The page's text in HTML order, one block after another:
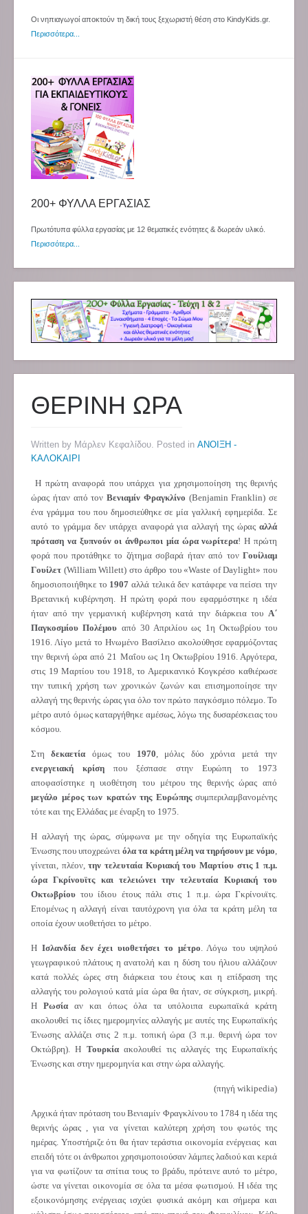
Οι νηπιαγωγοί αποκτούν τη δική τους ξεχωριστή θέση στο KindyKids.gr.
Περισσότερα...
200+ ΦΥΛΛΑ ΕΡΓΑΣΙΑΣ
Πρωτότυπα φύλλα εργασίας με 12 θεματικές ενότητες & δωρεάν υλικό.
Περισσότερα...
ΘΕΡΙΝΗ ΩΡΑ
Written by Μάρλεν Κεφαλίδου. Posted in ΑΝΟΙΞΗ -
ΚΑΛΟΚΑΙΡΙ
Η πρώτη αναφορά που υπάρχει για χρησιμοποίηση της θερινής
ώρας ήταν από τον Βενιαμίν Φραγκλίνο (Benjamin Franklin) σε
ένα γράμμα του που δημοσιεύθηκε σε μία γαλλική εφημερίδα. Σε
αυτό το γράμμα δεν υπάρχει αναφορά για αλλαγή της ώρας αλλά
πρόταση να ξυπνούν οι άνθρωποι μία ώρα νωρίτερα! Η πρώτη
φορά που προτάθηκε το ζήτημα σοβαρά ήταν από τον Γουίλιαμ
Γουίλετ (William Willett) στο άρθρο του «Waste of Daylight» που
δημοσιοποιήθηκε το 1907 αλλά τελικά δεν κατάφερε να πείσει την
Βρετανική κυβέρνηση. Η πρώτη φορά που εφαρμόστηκε η ιδέα
ήταν από την γερμανική κυβέρνηση κατά την διάρκεια του Α΄
Παγκοσμίου Πολέμου από 30 Απριλίου ως 1η Οκτωβρίου του
1916. Λίγο μετά το Ηνωμένο Βασίλειο ακολούθησε εφαρμόζοντας
την θερινή ώρα από 21 Μαΐου ως 1η Οκτωβρίου 1916. Αργότερα,
στις 19 Μαρτίου του 1918, το Αμερικανικό Κογκρέσο καθιέρωσε
την τυπική χρήση των χρονικών ζωνών και επισημοποίησε την
αλλαγή της θερινής ώρας για όλο τον πρώτο παγκόσμιο πόλεμο. Το
μέτρο αυτό όμως καταργήθηκε αμέσως, λόγω της δυσαρέσκειας του
κόσμου.
Στηδεκαετία όμως του 1970, μόλις δύο χρόνια μετά την
ενεργειακή κρίση που ξέσπασε στην Ευρώπη το 1973
αποφασίστηκε η υιοθέτηση του μέτρου της θερινής ώρας από
μεγάλο μέρος των κρατών της Ευρώπηςσυμπεριλαμβανομένης
τότε και της Ελλάδας με έναρξη το 1975.
Η αλλαγή της ώρας, σύμφωνα με την οδηγία της Ευρωπαϊκής
Ένωσης που υποχρεώνειόλα τα κράτη μέλη να τηρήσουν με νόμο,
γίνεται, πλέον,την τελευταία Κυριακή του Μαρτίου στις 1 π.μ.
ώρα Γκρίνουϊτς και τελειώνει την τελευταία Κυριακή του
Οκτωβρίου του ίδιου έτους πάλι στις 1 π.μ. ώρα Γκρίνουϊτς.
Επομένως η αλλαγή είναι ταυτόχρονη για όλα τα κράτη μέλη τα
οποία έχουν υιοθετήσει το μέτρο.
Η Ισλανδία δεν έχει υιοθετήσει το μέτρο. Λόγω του υψηλού
γεωγραφικού πλάτους η ανατολή και η δύση του ήλιου αλλάζουν
κατά πολλές ώρες στη διάρκεια του έτους και η επίδραση της
αλλαγής του ρολογιού κατά μία ώρα θα ήταν, σε σύγκριση, μικρή.
Η Ρωσία αν και όπως όλα τα υπόλοιπα ευρωπαϊκά κράτη
ακολουθεί τις ίδιες ημερομηνίες αλλαγής με αυτές της Ευρωπαϊκής
Ένωσης αλλάζει στις 2 π.μ. τοπική ώρα (3 π.μ. θερινή ώρα τον
Οκτώβρη). Η Τουρκίαακολουθεί τις αλλαγές της Ευρωπαϊκής
Ένωσης και στην ημερομηνία και στην ώρα αλλαγής.
(πηγή wikipedia)
Αρχικά ήταν πρόταση του Βενιαμίν Φραγκλίνου το 1784 η ιδέα της
θερινής ώρας , για να γίνεται καλύτερη χρήση του φωτός της
ημέρας. Υποστήριζε ότι θα ήταν τεράστια οικονομία ενέργειας και
επειδή τότε οι άνθρωποι χρησιμοποιούσαν λάμπες λαδιού και κεριά
για να φωτίζουν τα σπίτια τους το βράδυ, πρότεινε αυτό το μέτρο,
ώστε να γίνεται οικονομία σε όλα τα μέσα φωτισμού. Η ιδέα της
εξοικονόμησης ενέργειας ισχύει φυσικά ακόμη και σήμερα και